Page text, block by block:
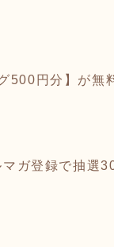
500円分】が無
ガ登録で抽選